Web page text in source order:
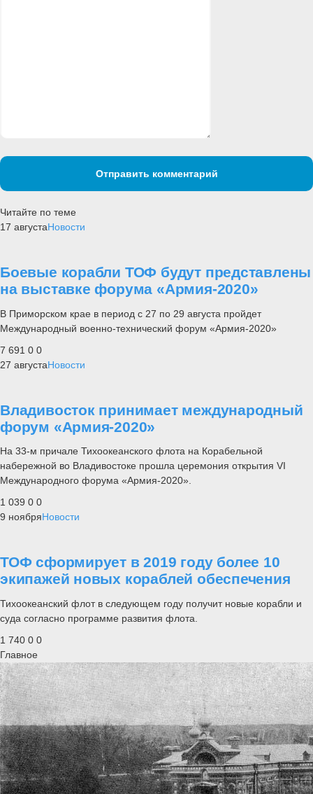
Отправить комментарий
Читайте по теме
17 августаНовости
Боевые корабли ТОФ будут представлены
на выставке форума «Армия-2020»
В Приморском крае в период с 27 по 29 августа пройдет
Международный военно-технический форум «Армия-2020»
7 691 0 0
27 августаНовости
Владивосток принимает международный
форум «Армия-2020»
На 33-м причале Тихоокеанского флота на Корабельной
набережной во Владивостоке прошла церемония открытия VI
Международного форума «Армия-2020».
1 039 0 0
9 ноябряНовости
ТОФ сформирует в 2019 году более 10
экипажей новых кораблей обеспечения
Тихоокеанский флот в следующем году получит новые корабли и
суда согласно программе развития флота.
1 740 0 0
Главное